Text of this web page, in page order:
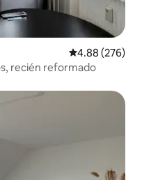
Calificación
4.88 (276)
recién reformado